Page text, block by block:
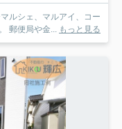
ルシェ、マルアイ、コー
郵便局や金... もっと見る